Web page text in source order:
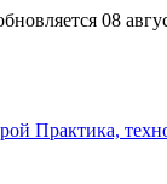
08
Практика,